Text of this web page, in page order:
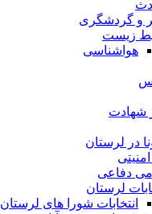
و گردشگری
زیست
هواشناسی
شهادت
در لرستان
دفاعی
لرستان
انتخابات شورا های لرستان